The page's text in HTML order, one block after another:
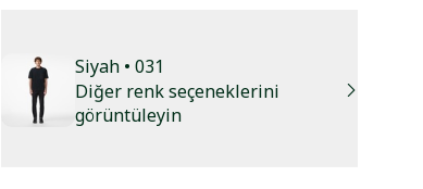
Siyah • 031
Diğer renk seçeneklerini
görüntüleyin